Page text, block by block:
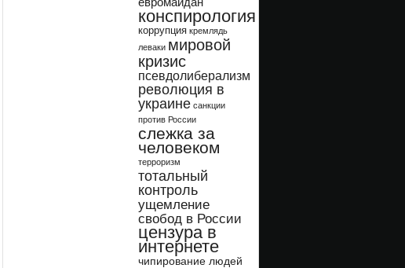
конспирология
коррупция кремлядь
леваки мировой
кризис
псевдолиберализм
революция в
украине санкции
против России
слежка за
человеком
терроризм
тотальный
контроль
ущемление
свобод в России
цензура в
интернете
чипирование людей